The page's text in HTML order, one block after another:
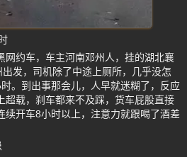
网约车，车主河南邓州人，挂的湖北襄
发，司机除了中途上厕所，几乎没怎
。到出事那会儿，人早就迷糊了，反应
超载，刹车都来不及踩，货车屁股直接
续开车8小时以上，注意力就跟喝了酒差